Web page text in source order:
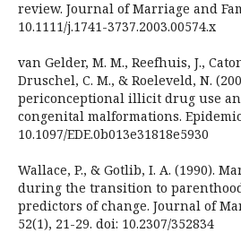
review. Journal of Marriage and
10.1111/j.1741-3737.2003.00574.x
van Gelder, M. M., Reefhuis, J.,
Druschel, C. M., & Roeleveld, N.
periconceptional illicit drug use
congenital malformations.
10.1097/EDE.0b013e31818e5930
Wallace, P., & Gotlib, I. A. (1990).
during the transition to
predictors of change. Journal of
52(1), 21-29. doi: 10.2307/352834